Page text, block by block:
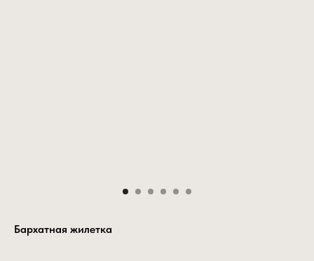
Бархатная жилетка